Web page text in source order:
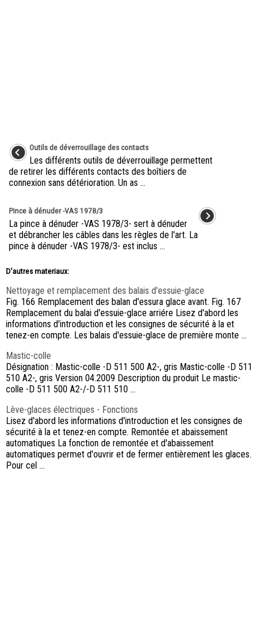
Outils de déverrouillage des contacts
Les différents outils de déverrouillage permettent
de retirer les différents contacts des boîtiers de
connexion sans détérioration. Un as ...
Pince à dénuder -VAS 1978/3
La pince à dénuder -VAS 1978/3- sert à dénuder
et débrancher les câbles dans les règles de l'art. La
pince à dénuder -VAS 1978/3- est inclus ...
D'autres materiaux:
Nettoyage et remplacement des balais d'essuie-glace
Fig. 166 Remplacement des balan d'essura glace avant. Fig. 167
Remplacement du balai d'essuie-glace arriére Lisez d'abord les
informations d'introduction et les consignes de sécurité à la et
tenez-en compte. Les balais d'essuie-glace de première monte ...
Mastic-colle
Désignation : Mastic-colle -D 511 500 A2-, gris Mastic-colle -D 511
510 A2-, gris Version 04.2009 Description du produit Le mastic-
colle -D 511 500 A2-/-D 511 510 ...
Lève-glaces électriques - Fonctions
Lisez d'abord les informations d'introduction et les consignes de
sécurité à la et tenez-en compte. Remontée et abaissement
automatiques La fonction de remontée et d'abaissement
automatiques permet d'ouvrir et de fermer entièrement les glaces.
Pour cel ...